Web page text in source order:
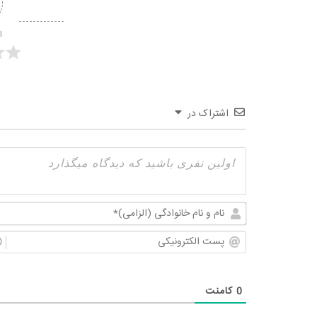
اشتراک در
0 کامنت